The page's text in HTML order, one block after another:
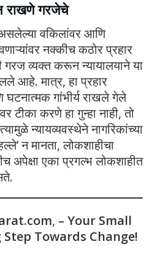
राखणे गरजेचे
असलेल्या वकिलांवर आणि
नक्कीच कठोर प्रहार
गरज व्यक्त करून न्यायालयाने या
आहे. मात्र, हा प्रहार
घटनात्मक गांभीर्य राखले गेले
टीका करणे हा गुन्हा नाही, तो
न्यायव्यवस्थेने नागरिकांच्या
न मानता, लोकशाहीचा
अपेक्षा एका प्रगल्भ लोकशाहीत
, – Your Small
Towards Change!